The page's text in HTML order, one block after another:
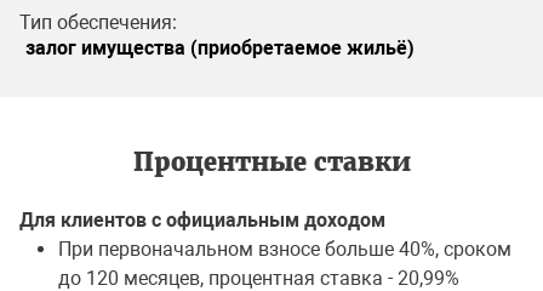
Тип обеспечения:
залог имущества (приобретаемое жильё)
Процентные ставки
Для клиентов с официальным доходом
При первоначальном взносе больше 40%, сроком
до 120 месяцев, процентная ставка - 20,99%